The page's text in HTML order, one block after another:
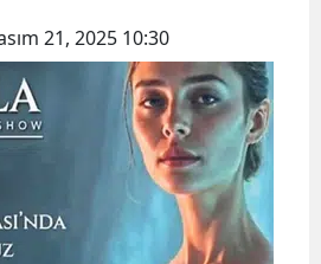
21, 2025 10:30